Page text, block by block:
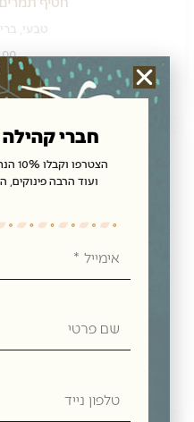
טבעי,
חברי
הצטרפו וקבלו 10% הנחה לרכישה ראשונה באתר
ועוד הרבה פינוקים,
פרטי
נייד